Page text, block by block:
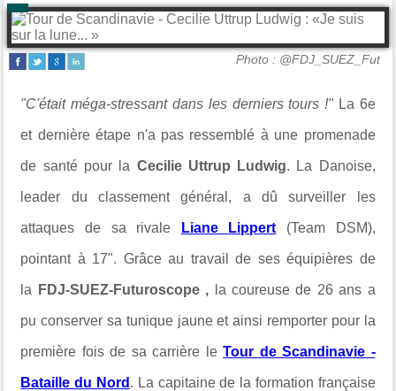
Photo : @FDJ_SUEZ_Fut
"C'était méga-stressant dans les derniers tours !" La 6e
et dernière étape n'a pas ressemblé à une promenade
de santé pour la Cecilie Uttrup Ludwig. La Danoise,
leader du classement général, a dû surveiller les
attaques de sa rivale Liane Lippert (Team DSM),
pointant à 17". Grâce au travail de ses équipières de
la FDJ-SUEZ-Futuroscope , la coureuse de 26 ans a
pu conserver sa tunique jaune et ainsi remporter pour la
première fois de sa carrière leTour de Scandinavie -
Bataille du Nord . La capitaine de la formation française